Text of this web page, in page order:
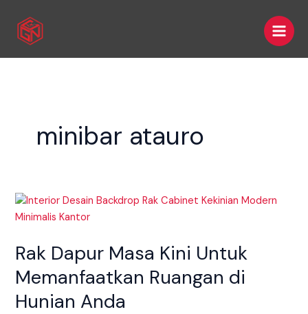
content
Main
minibar atauro
Rak Dapur Masa Kini Untuk
Memanfaatkan Ruangan di
Hunian Anda
Rak
Dapur
Kini
Memanfaatkan
Ruangan